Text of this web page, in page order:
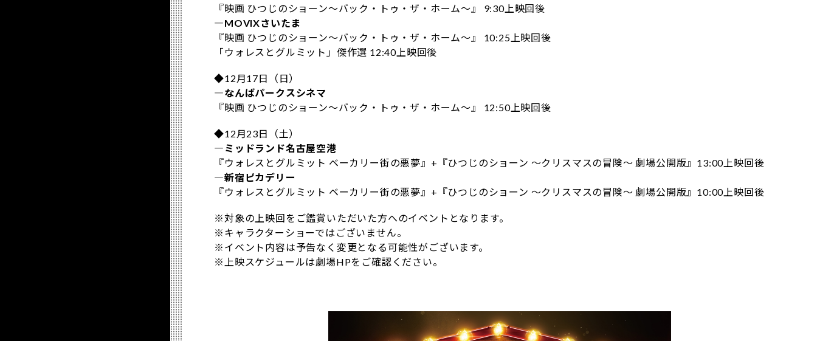
『映画 ひつじのショーン～バック・トゥ・ザ・ホーム～』 9:30上映回後
―MOVIXさいたま
『映画 ひつじのショーン～バック・トゥ・ザ・ホーム～』 10:25上映回後
「ウォレスとグルミット」傑作選 12:40上映回後
◆12月17日（日）
―なんばパークスシネマ
『映画 ひつじのショーン～バック・トゥ・ザ・ホーム～』 12:50上映回後
◆12月23日（土）
―ミッドランド名古屋空港
『ウォレスとグルミット ベーカリー街の悪夢』+『ひつじのショーン ～クリスマスの冒険～ 劇場公開版』13:00上映回後
―新宿ピカデリー
『ウォレスとグルミット ベーカリー街の悪夢』+『ひつじのショーン ～クリスマスの冒険～ 劇場公開版』10:00上映回後
※対象の上映回をご鑑賞いただいた方へのイベントとなります。
※キャラクターショーではございません。
※イベント内容は予告なく変更となる可能性がございます。
※上映スケジュールは劇場HPをご確認ください。